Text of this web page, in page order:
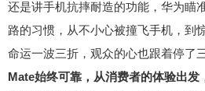
还是讲手机抗摔耐造的功能，华为瞄
路的习惯，从不小心被撞飞手机，到
命运一波三折，观众的心也跟着停了三
Mate始终可靠，从消费者的体验出发